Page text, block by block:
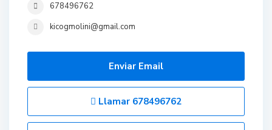
678496762
kicogmolini@gmail.com
Enviar Email
Llamar 678496762